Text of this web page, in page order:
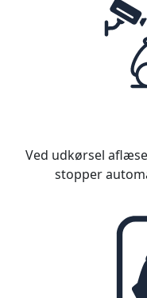
Ved udkørsel
stopper